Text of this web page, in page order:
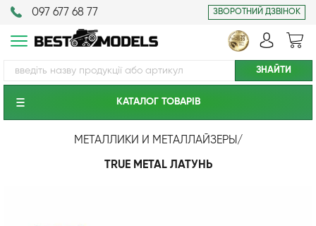
097 677 68 77 ЗВОРОТНИЙ ДЗВІНОК
КАТАЛОГ ТОВАРIВ
МЕТАЛЛИКИ И МЕТАЛЛАЙЗЕРЫ /
TRUE METAL ЛАТУНЬ